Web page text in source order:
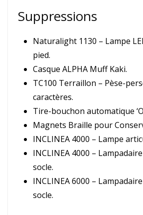
Suppressions
Naturalight 1130 – Lampe
pied.
Casque ALPHA Muff Kaki.
TC100 Terraillon – Pèse-
caractères.
Tire-bouchon automatique
Magnets Braille pour
INCLINEA 4000 – Lampe
INCLINEA 4000 –
socle.
INCLINEA 6000 –
socle.